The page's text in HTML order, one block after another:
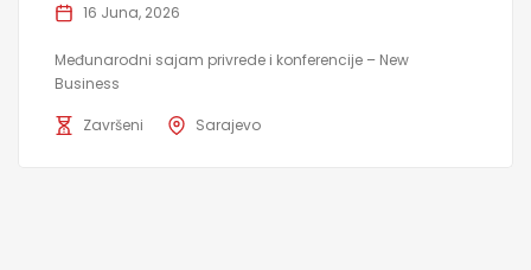
16 Juna, 2026
Međunarodni sajam privrede i konferencije – New
Business
Završeni Sarajevo